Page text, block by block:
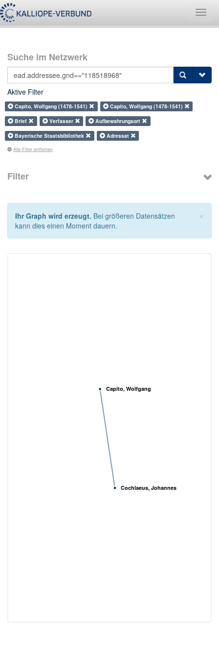
Suche im Netzwerk
Aktive Filter
Capito, Wolfgang (1478-1541)
Capito, Wolfgang (1478-1541)
Brief
Verfasser
Aufbewahrungsort
Bayerische Staatsbibliothek
Adressat
Alle Filter entfernen
Filter
×
Ihr Graph wird erzeugt. Bei größeren Datensätzen
kann dies einen Moment dauern.
Cochlaeus, Johannes
Capito, Wolfgang